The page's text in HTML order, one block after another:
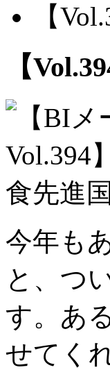
【
【
今年も
と、つ
す。あ
せてく